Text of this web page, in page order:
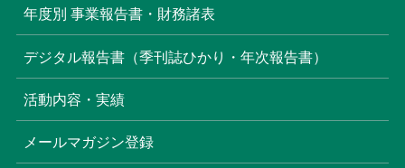
(8)
(22)
(6)
年度別 事業報告書・財務諸表
デジタル報告書（季刊誌ひかり・年次報告書）
活動内容・実績
メールマガジン登録